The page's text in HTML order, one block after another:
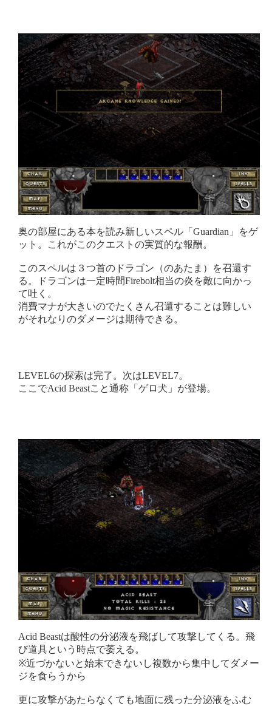
奥の部屋にある本を読み新しいスペル「Guardian」をゲ
ット。これがこのクエストの実質的な報酬。
このスペルは３つ首のドラゴン（のあたま）を召還す
る。ドラゴンは一定時間Firebolt相当の炎を敵に向かっ
て吐く。
消費マナが大きいのでたくさん召還することは難しい
がそれなりのダメージは期待できる。
LEVEL6の探索は完了。次はLEVEL7。
ここでAcid Beastこと通称「ゲロ犬」が登場。
Acid Beastは酸性の分泌液を飛ばして攻撃してくる。飛
び道具という時点で萎える。
※近づかないと始末できないし複数から集中してダメー
ジを食らうから
更に攻撃があたらなくても地面に残った分泌液をふむ